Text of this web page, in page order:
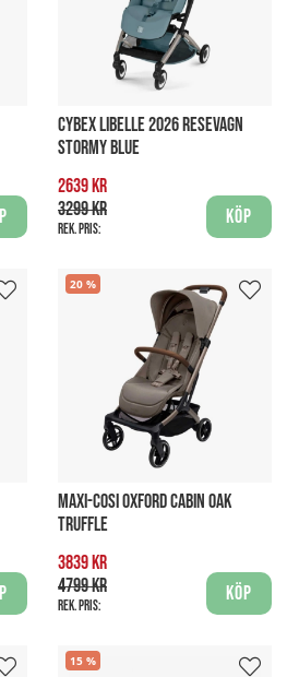
CYBEX LIBELLE 2026 RESEVAGN
STORMY BLUE
2639 kr
3299 kr
Rek. pris:
Köp
20
MAXI-COSI OXFORD CABIN OAK
TRUFFLE
3839 kr
4799 kr
Rek. pris:
Köp
15